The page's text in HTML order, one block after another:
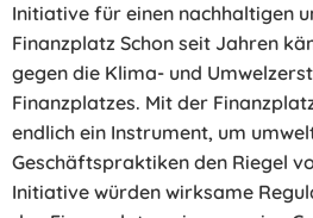
Initiative für einen nachhaltigen
Finanzplatz Schon seit Jahren
gegen die Klima- und
Finanzplatzes. Mit der
endlich ein Instrument, um
Geschäftspraktiken den Riegel
Initiative würden wirksame